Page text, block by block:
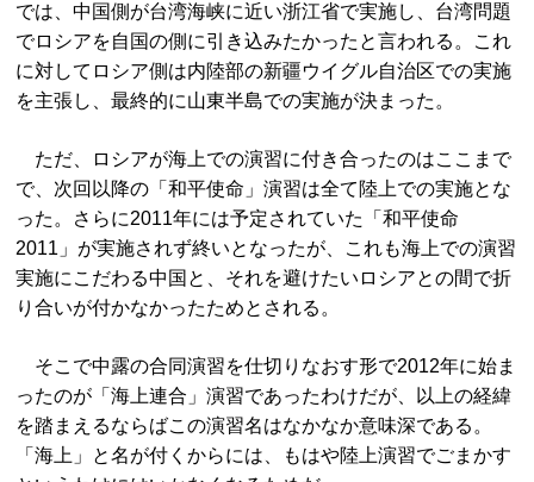
では、中国側が台湾海峡に近い浙江省で実施し、台湾問題
でロシアを自国の側に引き込みたかったと言われる。これ
に対してロシア側は内陸部の新疆ウイグル自治区での実施
を主張し、最終的に山東半島での実施が決まった。
ただ、ロシアが海上での演習に付き合ったのはここまで
で、次回以降の「和平使命」演習は全て陸上での実施とな
った。さらに2011年には予定されていた「和平使命
2011」が実施されず終いとなったが、これも海上での演習
実施にこだわる中国と、それを避けたいロシアとの間で折
り合いが付かなかったためとされる。
そこで中露の合同演習を仕切りなおす形で2012年に始ま
ったのが「海上連合」演習であったわけだが、以上の経緯
を踏まえるならばこの演習名はなかなか意味深である。
「海上」と名が付くからには、もはや陸上演習でごまかす